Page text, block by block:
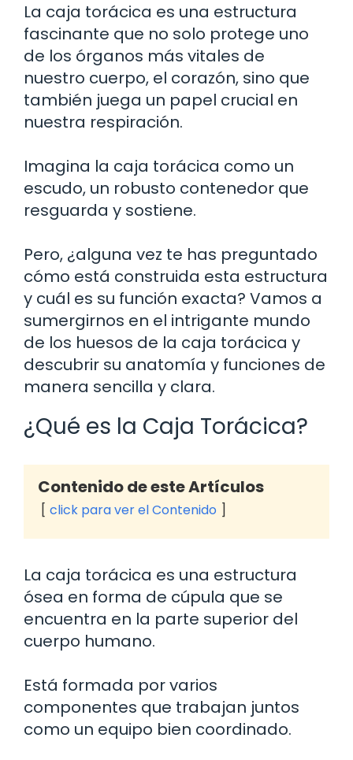
La caja torácica es una estructura
fascinante que no solo protege uno
de los órganos más vitales de
nuestro cuerpo, el corazón, sino que
también juega un papel crucial en
nuestra respiración.
Imagina la caja torácica como un
escudo, un robusto contenedor que
resguarda y sostiene.
Pero, ¿alguna vez te has preguntado
cómo está construida esta estructura
y cuál es su función exacta? Vamos a
sumergirnos en el intrigante mundo
de los huesos de la caja torácica y
descubrir su anatomía y funciones de
manera sencilla y clara.
¿Qué es la Caja Torácica?
Contenido de este Artículos
click para ver el Contenido
La caja torácica es una estructura
ósea en forma de cúpula que se
encuentra en la parte superior del
cuerpo humano.
Está formada por varios
componentes que trabajan juntos
como un equipo bien coordinado.